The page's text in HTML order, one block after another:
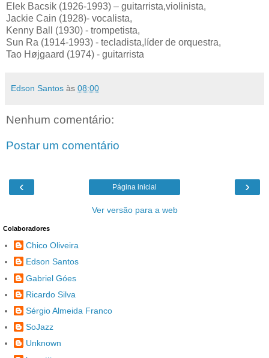
Elek Bacsik (1926-1993) – guitarrista,violinista,
Jackie Cain (1928)- vocalista,
Kenny Ball (1930) - trompetista,
Sun Ra (1914-1993) - tecladista,líder de orquestra,
Tao Højgaard (1974) - guitarrista
Edson Santos às 08:00
Nenhum comentário:
Postar um comentário
‹ ›
Página inicial
Ver versão para a web
Colaboradores
Chico Oliveira
Edson Santos
Gabriel Góes
Ricardo Silva
Sérgio Almeida Franco
SoJazz
Unknown